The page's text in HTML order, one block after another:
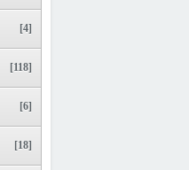
[4]
[118]
[6]
[18]